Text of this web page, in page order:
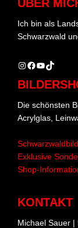
ÜBER
Ich bin als
Schwarzwald
Instagram
Facebook
YouTube
TikTok
Die schönsten
Acrylglas,
Exklusive
Shop-
KONTAKT
Michael Sauer |